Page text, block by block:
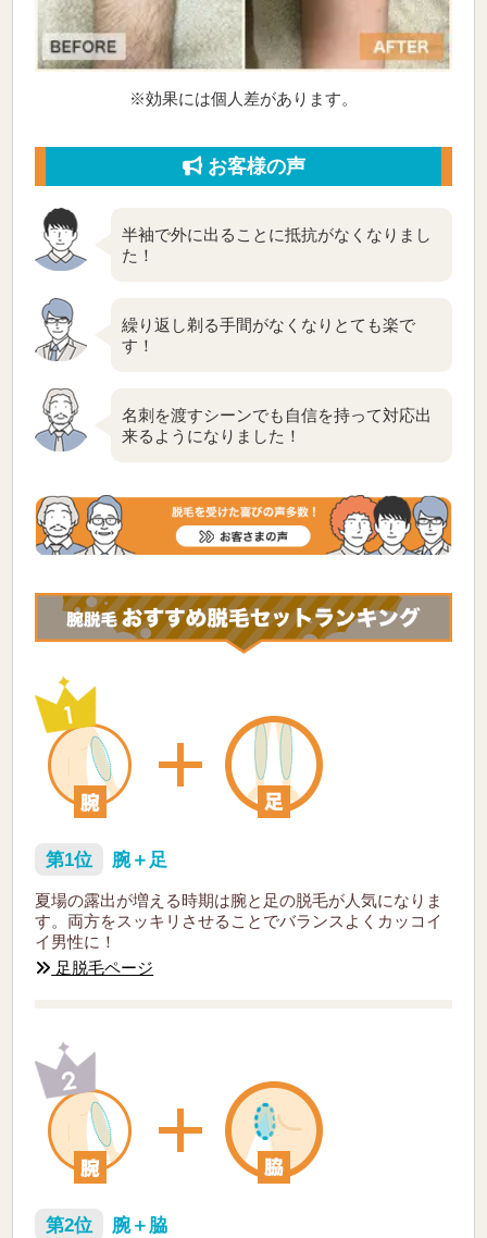
※効果には個人差があります。
お客様の声
半袖で外に出ることに抵抗がなくなりまし
た！
繰り返し剃る手間がなくなりとても楽で
す！
名刺を渡すシーンでも自信を持って対応出
来るようになりました！
第1位 腕＋足
夏場の露出が増える時期は腕と足の脱毛が人気になりま
す。両方をスッキリさせることでバランスよくカッコイ
イ男性に！
足脱毛ページ
第2位 腕＋脇